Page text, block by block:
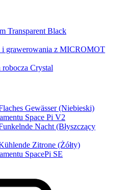
Transparent Black
i grawerowania z MICROMOT
Crystal
Gewässer (Niebieski)
Space Pi V2
Nacht (Błyszczący
Zitrone (Żółty)
SpacePi SE